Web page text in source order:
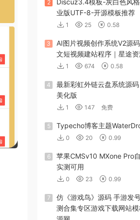
2
Discuz3.4模板-灰白色风
业版UTF-8-开源模板推荐
1 25 0.58
3
AI图片视频创作系统V2源
文短视频建站程序｜星途
1 674 0.58
4
最新彩虹外链云盘系统源
美化版
1 147 免费
5 Typecho博客主题
0 20 0.99
6
苹果CMSv10 MXone Pro
实测可用
0 23 0.99
7
仿《游戏鸟》源码 手游发
测合集专区游戏下载网站